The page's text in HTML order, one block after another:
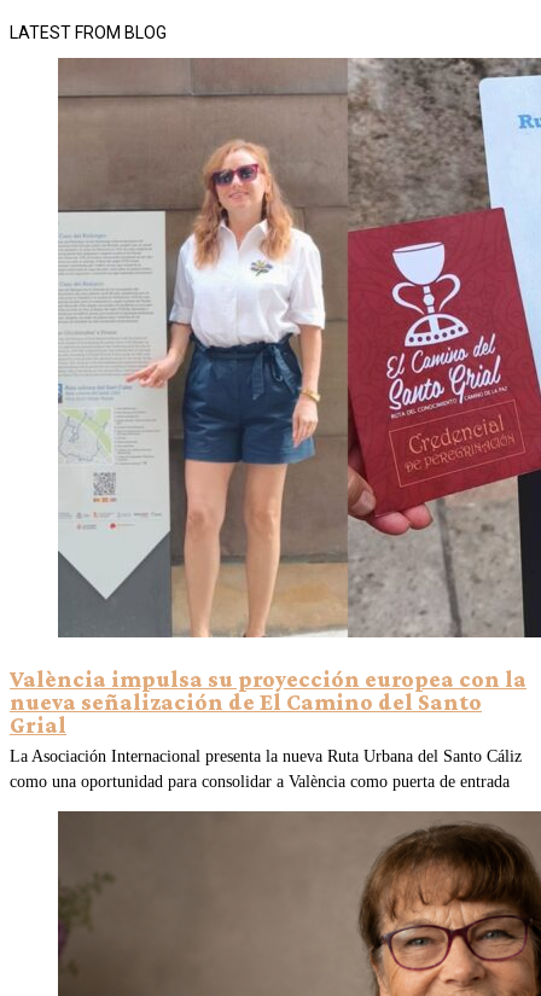
LATEST FROM BLOG
València impulsa su proyección europea con la
nueva señalización de El Camino del Santo
Grial
La Asociación Internacional presenta la nueva Ruta Urbana del Santo Cáliz
como una oportunidad para consolidar a València como puerta de entrada